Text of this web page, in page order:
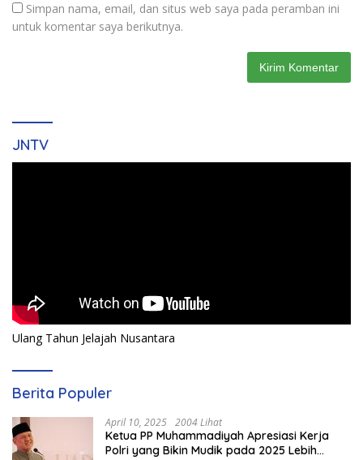
Simpan nama, email, dan situs web saya pada peramban ini
untuk komentar saya berikutnya.
JNTV
Ulang Tahun Jelajah Nusantara
Berita Populer
April 10, 2025 2004 Lihat
Ketua PP Muhammadiyah Apresiasi Kerja
Polri yang Bikin Mudik pada 2025 Lebih